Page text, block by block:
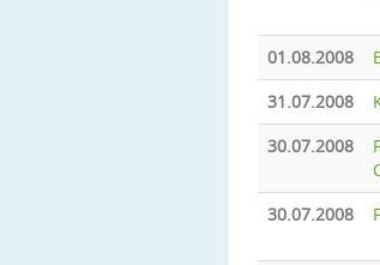
01.08.2008
31.07.2008
30.07.2008
30.07.2008